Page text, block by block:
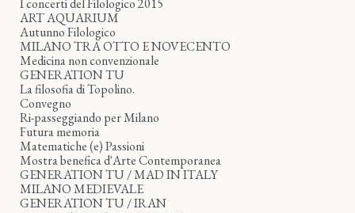
ART AQUARIUM
Autunno Filologico
MILANO TRA OTTO E NOVECENTO
Medicina non convenzionale
GENERATION TU
La filosofia di Topolino.
Convegno
Ri-passeggiando per Milano
Futura memoria
Matematiche (e) Passioni
Mostra benefica d'Arte Contemporanea
GENERATION TU / MAD IN ITALY
MILANO MEDIEVALE
GENERATION TU / IRAN